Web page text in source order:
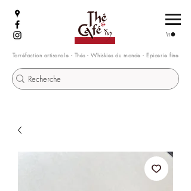
Torréfaction artisanale - Thés - Whiskies du monde - Epicerie fine